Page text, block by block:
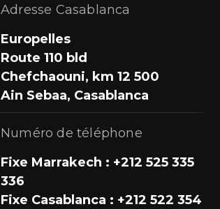
Adresse Casablanca
Europelles
Route 110 bld
Chefchaouni, km 12 500
Ain Sebaa, Casablanca
Numéro de téléphone
Fixe Marrakech : +212 525 335
336
Fixe Casablanca : +212 522 354